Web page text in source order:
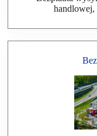
handlowej,